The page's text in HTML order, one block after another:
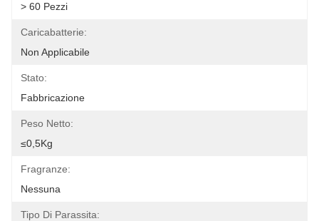
> 60 Pezzi
Caricabatterie:
Non Applicabile
Stato:
Fabbricazione
Peso Netto:
≤0,5Kg
Fragranze:
Nessuna
Tipo Di Parassita: